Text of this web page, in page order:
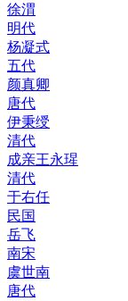
徐渭
明代
杨凝式
五代
颜真卿
唐代
伊秉绶
清代
成亲王永瑆
清代
于右任
民国
岳飞
南宋
虞世南
唐代